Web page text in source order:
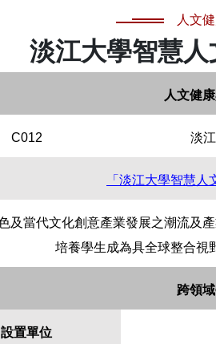
人文
淡江大學智慧
人文健
C012 淡
「淡江大學智慧
及當代文化創意產業發展之潮流及
培養學生成為具全球整合視
跨領
設置單位